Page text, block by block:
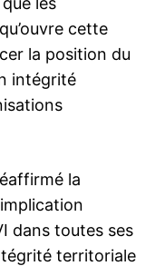
cette
la position du
intégrité
la
dans toutes ses
territoriale